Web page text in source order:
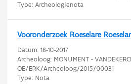
Type: Archeologienota
Vooronderzoek Roeselare
Datum: 18-10-2017
Archeoloog: MONUMENT -
OE/ERK/Archeoloog/2015/00031
Type: Nota